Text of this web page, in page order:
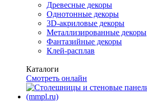
Древесные декоры
Однотонные декоры
3D-акриловые декоры
Металлизированные декоры
Фантазийные декоры
Клей-расплав
Каталоги
Смотреть онлайн